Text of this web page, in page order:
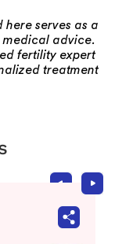
serves as a
medical advice.
fertility expert
treatment